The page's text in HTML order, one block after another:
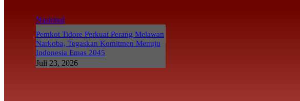
Nasional
Pemkot Tidore Perkuat Perang Melawan
Narkoba, Tegaskan Komitmen Menuju
Indonesia Emas 2045
Juli 23, 2026